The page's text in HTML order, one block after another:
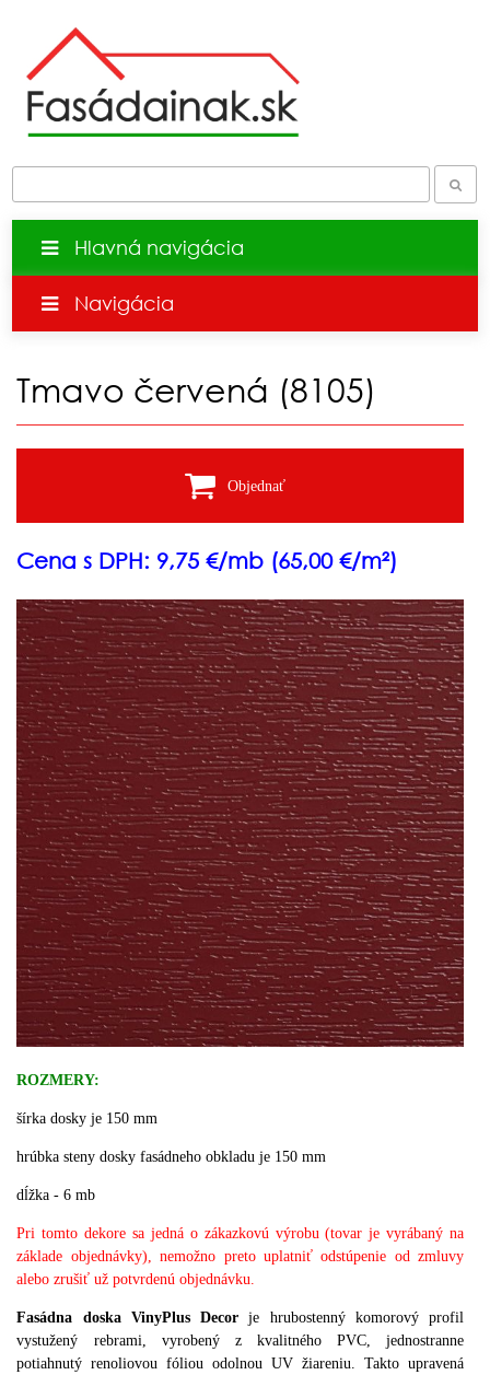
Hlavná navigácia
Navigácia
Tmavo červená (8105)
Objednať
Cena s DPH: 9,75 €/mb (65,00 €/m²)
ROZMERY:
šírka dosky je 150 mm
hrúbka steny dosky fasádneho obkladu je 150 mm
dĺžka - 6 mb
Pri tomto dekore sa jedná o zákazkovú výrobu (tovar je vyrábaný na
základe objednávky), nemožno preto uplatniť odstúpenie od zmluvy
alebo zrušiť už potvrdenú objednávku.
Fasádna doska VinyPlus Decorje hrubostenný komorový profil
vystužený rebrami, vyrobený z kvalitného PVC, jednostranne
potiahnutý renoliovou fóliou odolnou UV žiareniu.
Takto upravená